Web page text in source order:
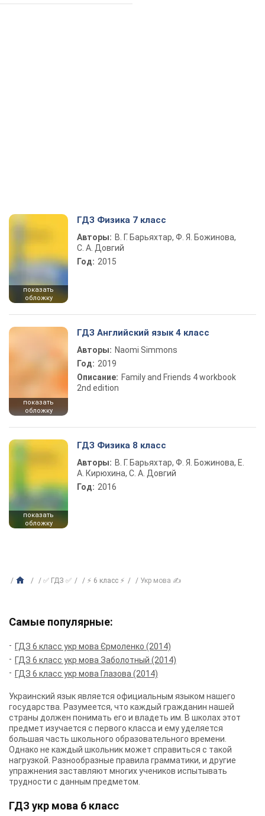
показать
обложку
ГДЗ Физика 7 класс
Авторы: В. Г. Барьяхтар, Ф. Я. Божинова,
С. А. Довгий
Год: 2015
показать
обложку
ГДЗ Английский язык 4 класс
Авторы: Naomi Simmons
Год: 2019
Описание: Family and Friends 4 workbook
2nd edition
показать
обложку
ГДЗ Физика 8 класс
Авторы: В. Г. Барьяхтар, Ф. Я. Божинова, Е.
А. Кирюхина, С. А. Довгий
Год: 2016
✅ ГДЗ ✅ ⚡ 6 класс ⚡ Укр мова ✍
Самые популярные:
ГДЗ 6 класс укр мова Єрмоленко (2014)
ГДЗ 6 класс укр мова Заболотный (2014)
ГДЗ 6 класс укр мова Глазова (2014)
Украинский язык является официальным языком нашего
государства. Разумеется, что каждый гражданин нашей
страны должен понимать его и владеть им. В школах этот
предмет изучается с первого класса и ему уделяется
большая часть школьного образовательного времени.
Однако не каждый школьник может справиться с такой
нагрузкой. Разнообразные правила грамматики, и другие
упражнения заставляют многих учеников испытывать
трудности с данным предметом.
ГДЗ укр мова 6 класс